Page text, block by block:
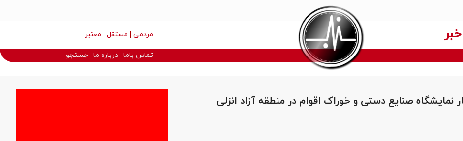
مردمی مستقل معتبر
تماس باما درباره ما جستجو
نمایشگاه صنایع دستی و خوراک اقوام در منطقه آزاد انزلی